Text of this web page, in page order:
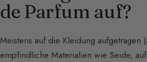
de Parfum auf?
Meistens auf die Kleidung aufgetragen
empfindliche Materialien wie Seide,